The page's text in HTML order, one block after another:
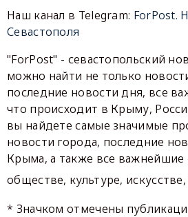
Наш канал в Telegram: ForPost.
Севастополя
"ForPost" - севастопольский
можно найти не только
последние новости дня, все
что происходит в Крыму,
вы найдете самые значимые
новости города, последние
Крыма, а также все важнейшие
обществе, культуре,
* Значком отмечены